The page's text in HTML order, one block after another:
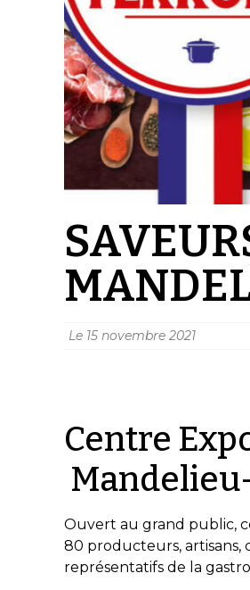
Le 15 novembre 2021
Centre
Ouvert au grand public,
80 producteurs, artisans,
représentatifs de la